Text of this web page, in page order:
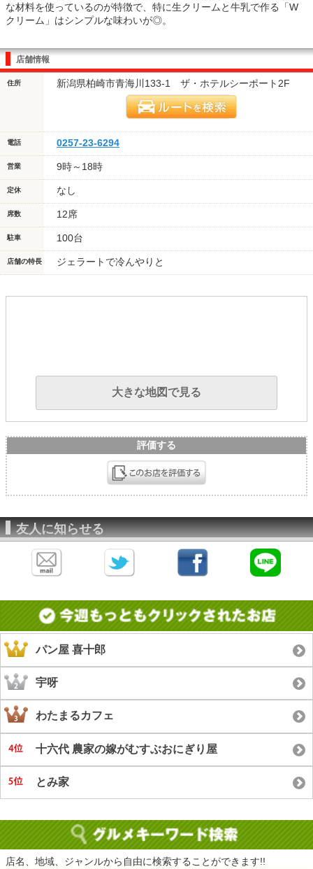
な材料を使っているのが特徴で、特に生クリームと牛乳で作る「W
クリーム」はシンプルな味わいが◎。
店舗情報
住所 新潟県柏崎市青海川133-1 ザ・ホテルシーポート2F
電話 0257-23-6294
営業 9時～18時
定休 なし
席数 12席
駐車 100台
店舗の特長 ジェラートで冷んやりと
大きな地図で見る
評価する
友人に知らせる
パン屋 喜十郎
宇呀
わたまるカフェ
十六代 農家の嫁がむすぶおにぎり屋
とみ家
店名、地域、ジャンルから自由に検索することができます!!